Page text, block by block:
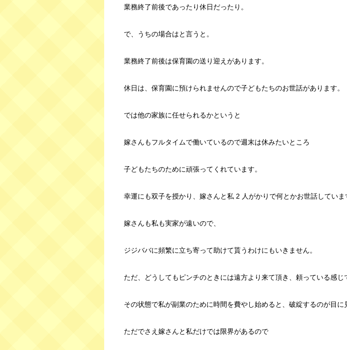
業務終了前後であったり休日だったり。
で、うちの場合はと言うと。
業務終了前後は保育園の送り迎えがあります。
休日は、保育園に預けられませんので子どもたちのお世話があります。
では他の家族に任せられるかというと
嫁さんもフルタイムで働いているので週末は休みたいところ
子どもたちのために頑張ってくれています。
幸運にも双子を授かり、嫁さんと私 2 人がかりで何とかお世話していま
嫁さんも私も実家が遠いので、
ジジババに頻繁に立ち寄って助けて貰うわけにもいきません。
ただ、どうしてもピンチのときには遠方より来て頂き、頼っている感じ
その状態で私が副業のために時間を費やし始めると、破綻するのが目に
ただでさえ嫁さんと私だけでは限界があるので